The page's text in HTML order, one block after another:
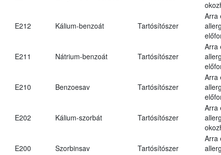
E212 Kálium-benzoát Tartósítószer
Arra
E211 Nátrium-benzoát Tartósítószer
Arra
E210 Benzoesav Tartósítószer
Arra
E202 Kálium-szorbát Tartósítószer
Arra
E200 Szorbinsav Tartósítószer
Arra